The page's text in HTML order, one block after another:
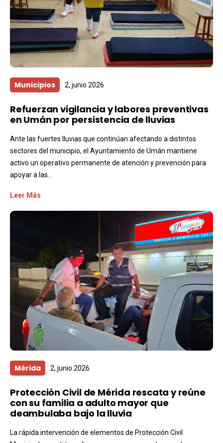
Municipios 2, junio 2026
Refuerzan vigilancia y labores preventivas
en Umán por persistencia de lluvias
Ante las fuertes lluvias que continúan afectando a distintos
sectores del municipio, el Ayuntamiento de Umán mantiene
activo un operativo permanente de atención y prevención para
apoyar a las...
Leer Más
Mérida 2, junio 2026
Protección Civil de Mérida rescata y reúne
con su familia a adulto mayor que
deambulaba bajo la lluvia
La rápida intervención de elementos de Protección Civil